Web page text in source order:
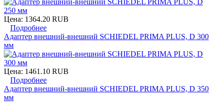
Цена: 1364.20 RUB
Подробнее
Адаптер внешний-внешний SCHIEDEL PRIMA PLUS, D 300
мм
Цена: 1461.10 RUB
Подробнее
Адаптер внешний-внешний SCHIEDEL PRIMA PLUS, D 350
мм